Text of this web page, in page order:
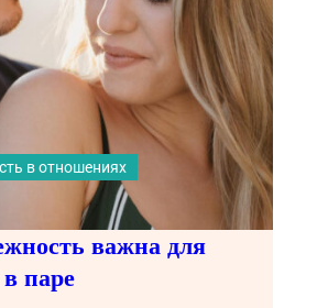
в отношениях
важна для
паре